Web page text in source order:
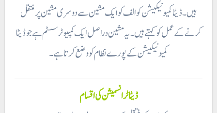
ہیں ۔ ڈیٹا کمیونیکیشن کوالف کو ایک مشین سے دوسری مشین پر منتقل
کرنے کے عمل کو کہتے ہیں ۔ یہ مشین دراصل ایک کمپیوٹر سسٹم ہے جو ڈیٹا
کمیونیکیشن کے پورے نظام کو وضع کرتا ہے۔
ڈیٹا ٹرانسمیشن کی اقسام